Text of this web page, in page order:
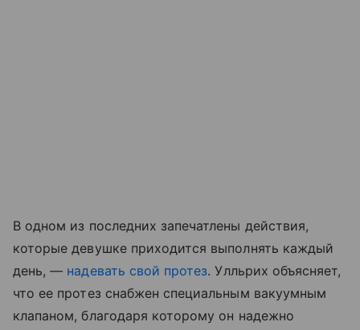
В одном из последних запечатлены действия,
которые девушке приходится выполнять каждый
день, — надевать свой протез. Улльрих объясняет,
что ее протез снабжен специальным вакуумным
клапаном, благодаря которому он надежно